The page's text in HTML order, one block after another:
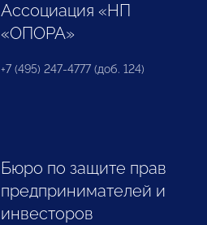
Ассоциация «НП
«ОПОРА»
+7 (495) 247-4777 (доб. 124)
Бюро по защите прав
предпринимателей и
инвесторов